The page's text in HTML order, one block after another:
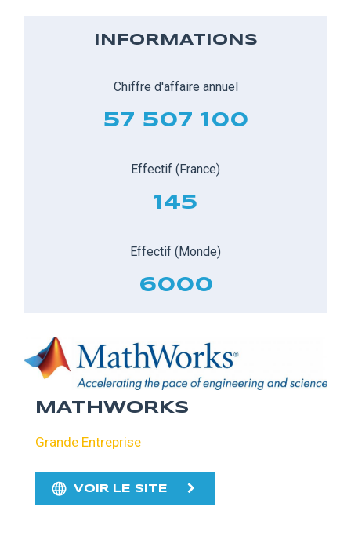
INFORMATIONS
Chiffre d'affaire annuel
57 507 100
Effectif (France)
145
Effectif (Monde)
6000
MATHWORKS
Grande Entreprise
VOIR LE SITE